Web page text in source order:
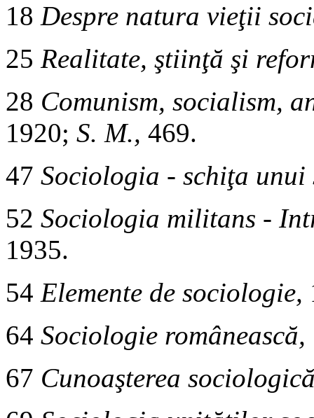
18 Despre natura vieţii
25 Realitate, ştiinţă şi
28 Comunism, socialism,
1920; S. M., 469.
47 Sociologia - schiţa unui
52 Sociologia militans -
1935.
54 Elemente de sociologie,
64 Sociologie românească,
67 Cunoaşterea